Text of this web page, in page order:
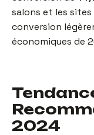
salons et les
conversion
économiques de
2024